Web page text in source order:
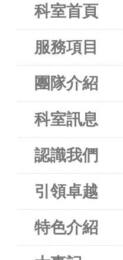
科室首頁
服務項目
團隊介紹
科室訊息
認識我們
引領卓越
特色介紹